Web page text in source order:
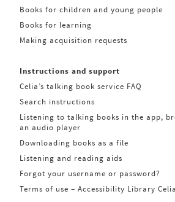
Books for children and young people
Books for learning
Making acquisition requests
Instructions and support
Celia’s talking book service FAQ
Search instructions
Listening to talking books in the app,
an audio player
Downloading books as a file
Listening and reading aids
Forgot your username or password?
Terms of use – Accessibility Library Celia